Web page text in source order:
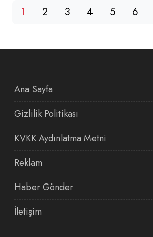
1 2 3 4 5 6
Ana Sayfa
Gizlilik Politikası
KVKK Aydınlatma Metni
Reklam
Haber Gönder
İletişim